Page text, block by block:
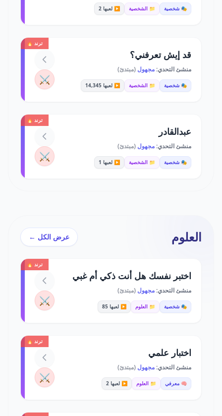
🎭 شخصية 📁 الشخصية ▶️ لعبها 2
ترند 🔥
قد إيش تعرفني؟
منشئ التحدي:مجهول (مبتدئ)
🎭 شخصية 📁 الشخصية ▶️ لعبها 14,345 ⚔️
ترند 🔥
عبدالقادر
منشئ التحدي:مجهول (مبتدئ)
🎭 شخصية 📁 الشخصية ▶️ لعبها 1 ⚔️
العلوم عرض الكل ←
ترند 🔥
اختبر نفسك هل أنت ذكي أم غبي
منشئ التحدي:مجهول (مبتدئ)
🎭 شخصية 📁 العلوم ▶️ لعبها 85 ⚔️
ترند 🔥
اختبار علمي
منشئ التحدي:مجهول (مبتدئ)
🧠 معرفي 📁 العلوم ▶️ لعبها 2 ⚔️